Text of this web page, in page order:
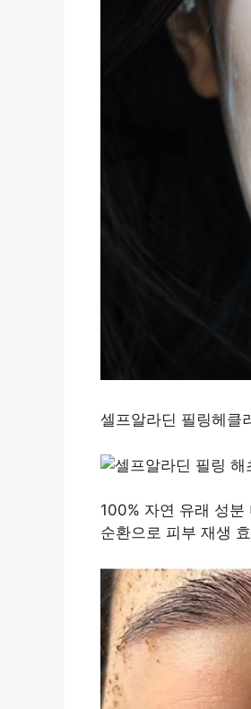
셀프알라딘 필링헤클
100% 자연 유래 성
순환으로 피부 재생